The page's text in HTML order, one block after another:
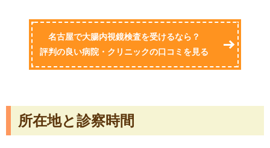
名古屋で大腸内視鏡検査を受けるなら？
評判の良い病院・クリニックの口コミを見る
所在地と診察時間